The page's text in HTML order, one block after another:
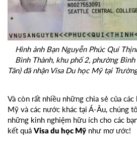
Hình ảnh Bạn Nguyễn Phúc Quí
Bình Thành, khu phố 2, phường
Tân) đã nhận Visa Du học Mỹ tại
Và còn rất nhiều những chia sẻ của
Mỹ và các nước khác tại Á-Âu, chúng
những kinh nghiệm hữu ích cho các
kết quả Visa du học Mỹ như mơ ước!